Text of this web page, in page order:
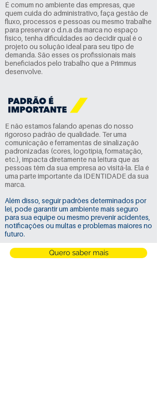
É comum no ambiente das empresas, que
quem cuida do administrativo, faça gestão de
fluxo, processos e pessoas ou mesmo trabalhe
para preservar o d.n.a da marca no espaço
físico, tenha dificuldades ao decidir qual é o
projeto ou solução ideal para seu tipo de
demanda. São esses os profissionais mais
beneficiados pelo trabalho que a Primmus
desenvolve.
E não estamos falando apenas do nosso
rigoroso padrão de qualidade. Ter uma
comunicação e ferramentas de sinalização
padronizadas (cores, logotipia, formatação,
etc.), impacta diretamente na leitura que as
pessoas têm da sua empresa ao visitá-la. Ela é
uma parte importante da IDENTIDADE da sua
marca.
Além disso, seguir padrões determinados por
lei, pode garantir um ambiente mais seguro
para sua equipe ou mesmo prevenir acidentes,
notificações ou multas e problemas maiores no
futuro.
Quero saber mais